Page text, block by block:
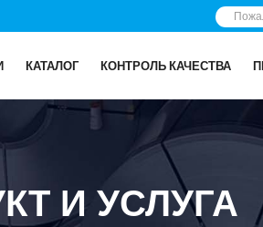
КАТАЛОГ КОНТРОЛЬ КАЧЕСТВА
И УСЛУГА